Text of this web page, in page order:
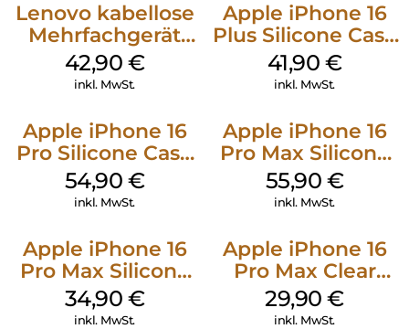
Lenovo kabellose
Mehrfachgerät
Luna Grey
42,90 €
inkl. MwSt.
Apple iPhone 16
Plus Silicone Case
MagSafe Stone
Gray
41,90 €
inkl. MwSt.
Apple iPhone 16
Pro Silicone Case
MagSafe Black
54,90 €
inkl. MwSt.
Apple iPhone 16
Pro Max Silicone
Case MagSafe
Stone Gray
55,90 €
inkl. MwSt.
Apple iPhone 16
Pro Max Silicone
Case MagSafe
Denim
34,90 €
inkl. MwSt.
Apple iPhone 16
Pro Max Clear
Case MagSafe
Transparent
29,90€
inkl. MwSt.